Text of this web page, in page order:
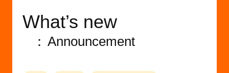
What’s new
Announcement